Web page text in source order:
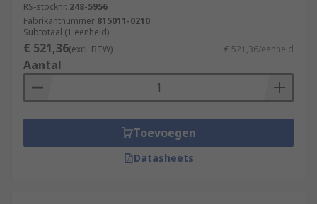
RS-stocknr. 248-5956
Fabrikantnummer 815011-0210
Subtotaal (1 eenheid)
€ 521,36(excl. BTW) € 521,36/eenheid
Aantal
Toevoegen
Datasheets